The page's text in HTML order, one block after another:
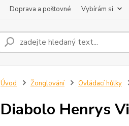
Doprava a poštovné Vybírám si
Úvod Žonglování Ovládací hůlky
Diabolo Henrys